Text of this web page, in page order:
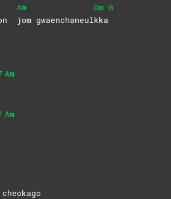
Am
jom gwaenchaneul
Dm
kka
G
Am
Am